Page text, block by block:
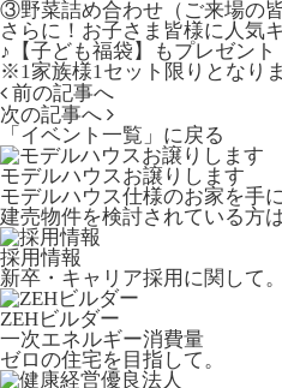
③野菜詰め合わせ（ご来場の皆
さらに！お子さま皆様に人気
♪【子ども福袋】もプレゼント
※1家族様1セット限りとなりま
前の記事へ
次の記事へ
「イベント一覧」 に戻る
モデルハウスお譲りします
モデルハウス仕様のお家を手
建売物件を検討されている方
採用情報
新卒・キャリア採用に関して。
ZEHビルダー
一次エネルギー消費量
ゼロの住宅を目指して。